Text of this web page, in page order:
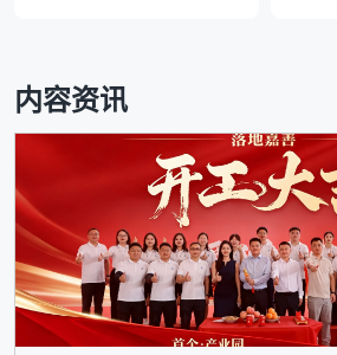
内容资讯